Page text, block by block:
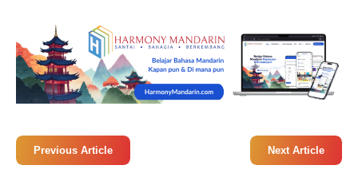
Previous Article Next Article